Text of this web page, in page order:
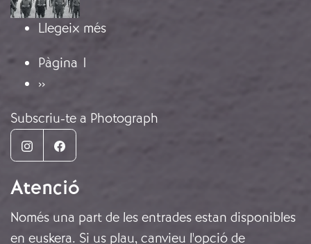
Llegeix méssobre L’Exèrcit Popular de
Paginació
Pàgina 1
Pàgina següent
››
Subscriu-te a Photograph
InstagramFacebook
Atenció
Només una part de les entrades estan disponibles
en euskera. Si us plau, canvieu l'opció de